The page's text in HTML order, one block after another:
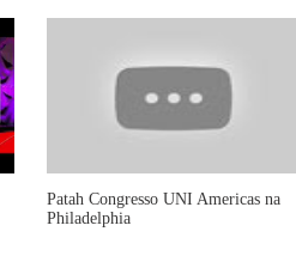
Patah Congresso UNI Americas na
Philadelphia